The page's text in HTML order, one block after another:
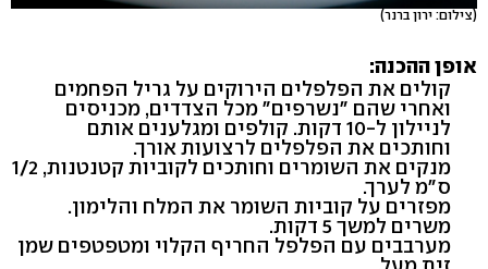
(צילום: ירון ברנר)
אופן ההכנה:
קולים את הפלפלים הירוקים על גריל הפחמים
ואחרי שהם "נשרפים" מכל הצדדים, מכניסים
לניילון ל-10 דקות. קולפים ומגלענים אותם
וחותכים את הפלפלים לרצועות אורך.
מנקים את השומרים וחותכים לקוביות קטנטנות, 1/2
ס"מ לערך.
מפזרים על קוביות השומר את המלח והלימון.
משרים למשך 5 דקות.
מערבבים עם הפלפל החריף הקלוי ומטפטפים שמן